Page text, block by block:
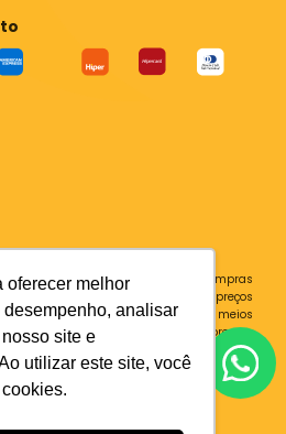
oferecer melhor
analisar
site e
utilizar este site, você
site são válidos apenas para compras
Física. Destacamos que os preços
demais anunciados em outros meios
Em caso de divergência do preço e
é sempre o do carrinho de compras.